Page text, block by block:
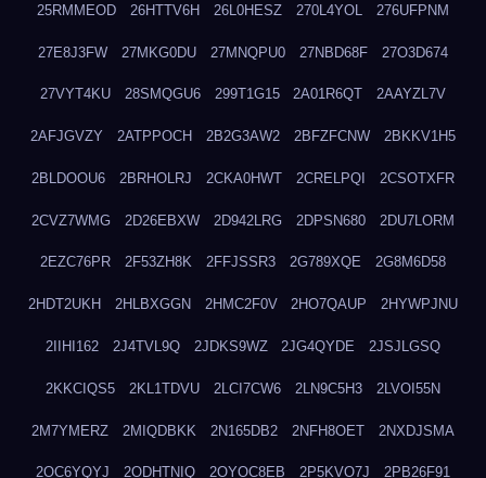
25RMMEOD 26HTTV6H 26L0HESZ 270L4YOL 276UFPNM
27E8J3FW 27MKG0DU 27MNQPU0 27NBD68F 27O3D674
27VYT4KU 28SMQGU6 299T1G15 2A01R6QT 2AAYZL7V
2AFJGVZY 2ATPPOCH 2B2G3AW2 2BFZFCNW 2BKKV1H5
2BLDOOU6 2BRHOLRJ 2CKA0HWT 2CRELPQI 2CSOTXFR
2CVZ7WMG 2D26EBXW 2D942LRG 2DPSN680 2DU7LORM
2EZC76PR 2F53ZH8K 2FFJSSR3 2G789XQE 2G8M6D58
2HDT2UKH 2HLBXGGN 2HMC2F0V 2HO7QAUP 2HYWPJNU
2IIHI162 2J4TVL9Q 2JDKS9WZ 2JG4QYDE 2JSJLGSQ
2KKCIQS5 2KL1TDVU 2LCI7CW6 2LN9C5H3 2LVOI55N
2M7YMERZ 2MIQDBKK 2N165DB2 2NFH8OET 2NXDJSMA
2OC6YQYJ 2ODHTNIQ 2OYOC8EB 2P5KVO7J 2PB26F91